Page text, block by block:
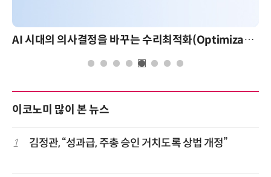
AI 시대의 의사결정을 바꾸는 수리최적화(Optimization): 실제 산업 적용 사례와 활용 전략
이코노미 많이 본 뉴스
1 김정관, “성과급, 주총 승인 거치도록 상법 개정”